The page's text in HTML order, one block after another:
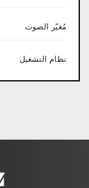
مُغيّر الصوت
نظام التشغيل